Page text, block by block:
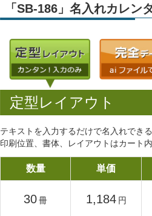
「SB-186」名入れカレン
定型レイアウト
テキストを入力するだけで名入れでき
印刷位置、書体、レイアウトはカート
数量 単価
30冊 1,184 円